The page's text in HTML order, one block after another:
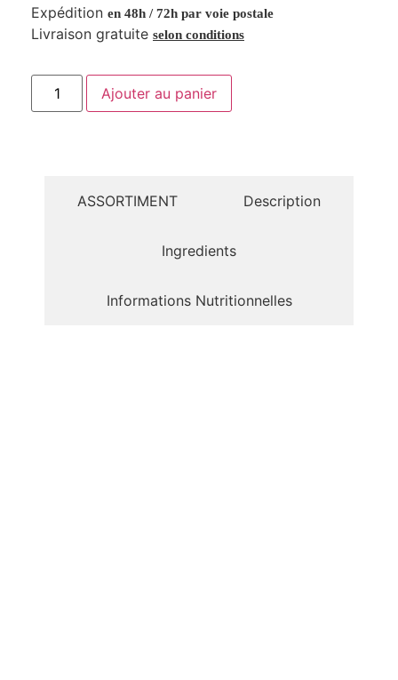
Expédition en 48h / 72h par voie postale
Livraison gratuite selon conditions
Ajouter au panier
ASSORTIMENT Description
Ingredients
Informations Nutritionnelles